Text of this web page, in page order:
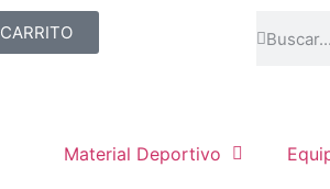
CARRITO
Material Deportivo